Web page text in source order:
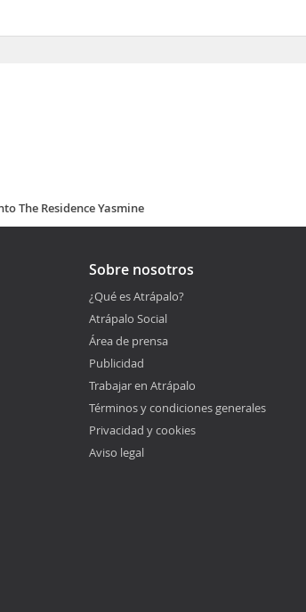
The Residence Yasmine
Sobre nosotros
¿Qué es Atrápalo?
Atrápalo Social
Área de prensa
Publicidad
Trabajar en Atrápalo
Términos y condiciones generales
Privacidad y cookies
Aviso legal